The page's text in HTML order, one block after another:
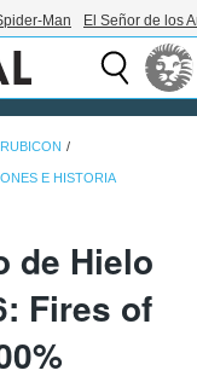
Man El Señor de los
E HISTORIA
de Hielo
Fires of